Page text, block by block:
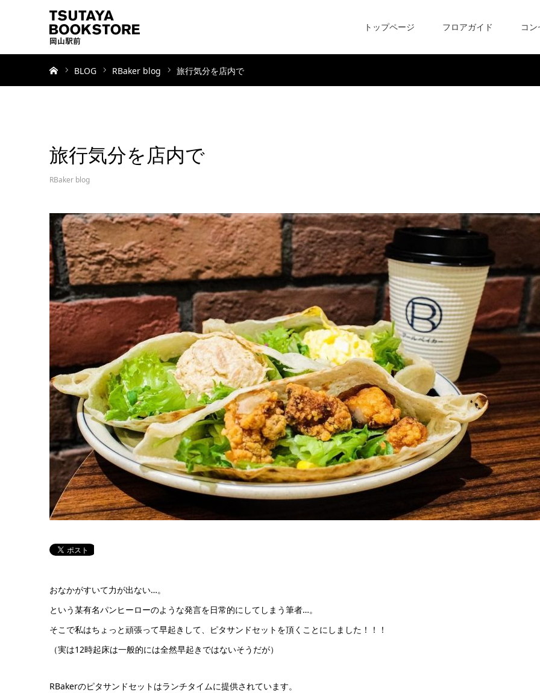
トップページ フロアガイド コ
BLOG RBaker blog 旅行気分を店内で
旅行気分を店内で
RBaker blog
おなかがすいて力が出ない…。
という某有名パンヒーローのような発言を日常的にしてしまう筆者…。
そこで私はちょっと頑張って早起きして、ピタサンドセットを頂くことにしました！！！
（実は12時起床は一般的には全然早起きではないそうだが）
RBakerのピタサンドセットはランチタイムに提供されています。